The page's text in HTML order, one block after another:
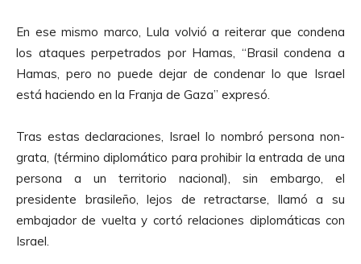
En ese mismo marco, Lula volvió a reiterar que condena
los ataques perpetrados por Hamas, “Brasil condena a
Hamas, pero no puede dejar de condenar lo que Israel
está haciendo en la Franja de Gaza” expresó.
Tras estas declaraciones, Israel lo nombró persona non-
grata, (término diplomático para prohibir la entrada de una
persona a un territorio nacional), sin embargo, el
presidente brasileño, lejos de retractarse, llamó a su
embajador de vuelta y cortó relaciones diplomáticas con
Israel.